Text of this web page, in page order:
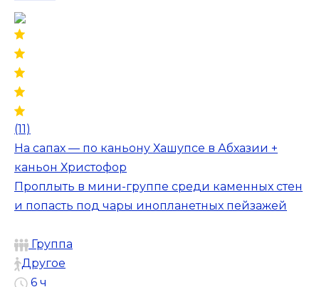
(11)
На сапах — по каньону Хашупсе в Абхазии +
каньон Христофор
Проплыть в мини-группе среди каменных стен
и попасть под чары инопланетных пейзажей
Группа
Другое
6 ч